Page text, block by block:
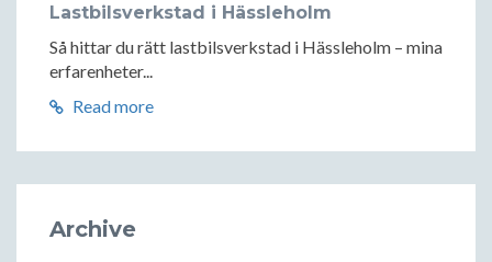
Lastbilsverkstad i Hässleholm
Så hittar du rätt lastbilsverkstad i Hässleholm – mina
erfarenheter...
Read more
Archive